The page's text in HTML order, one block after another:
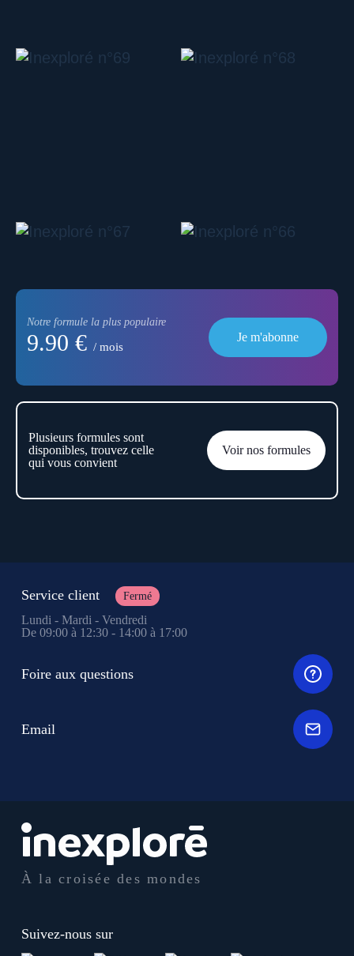
Notre formule la plus populaire
9.90 € / mois
Je m'abonne
Plusieurs formules sont
disponibles, trouvez celle
qui vous convient
Voir nos formules
À la croisée des mondes
Suivez-nous sur
Service client Fermé
Lundi - Mardi - Vendredi
De 09:00 à 12:30 - 14:00 à 17:00
Foire aux questions
Email